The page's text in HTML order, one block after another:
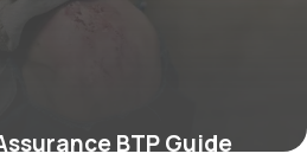
BTP Guide